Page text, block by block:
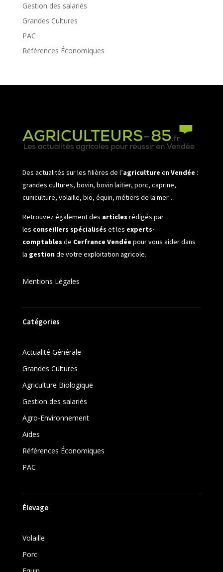
Gestion des salariés
Grandes Cultures
PAC
Références Économiques
Des actualités sur les filières de l’agriculture en Vendée :
grandes cultures, bovin, bovin laitier, porc, caprine,
cuniculture, volaille, bio, équin, métiers de la mer…
Retrouvez également des articles rédigés par
les conseillers spécialisés et les experts-
comptables de Cerfrance Vendée pour vous aider dans
la gestionde votre exploitation agricole.
Mentions Légales
Catégories
Actualité Générale
Grandes Cultures
Agriculture Biologique
Gestion des salariés
Agro-Environnement
Aides
Références Économiques
PAC
Élevage
Volaille
Porc